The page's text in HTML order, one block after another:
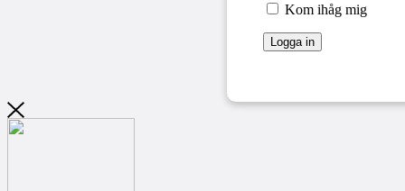
Kom ihåg mig